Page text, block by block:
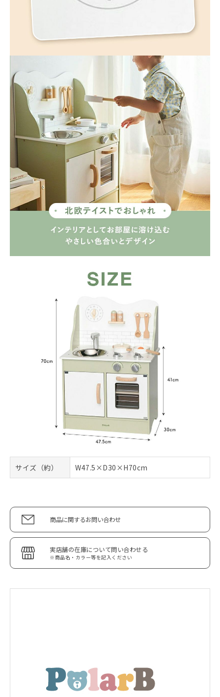
サイズ（約） W47.5×D30×H70cm
商品に関するお問い合わせ
実店舗の在庫について問い合わせる
※商品名・カラー等を記入ください